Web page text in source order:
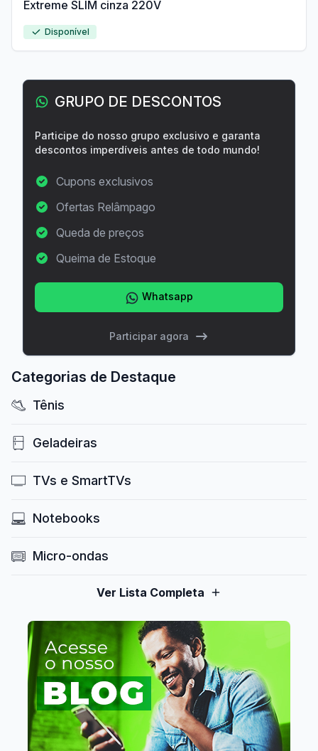
Extreme SLIM cinza 220V
Disponível
GRUPO DE DESCONTOS
Participe do nosso grupo exclusivo e garanta
descontos imperdíveis antes de todo mundo!
Cupons exclusivos
Ofertas Relâmpago
Queda de preços
Queima de Estoque
Whatsapp
Participar agora
Categorias de Destaque
Tênis
Geladeiras
TVs e SmartTVs
Notebooks
Micro-ondas
Ver Lista Completa